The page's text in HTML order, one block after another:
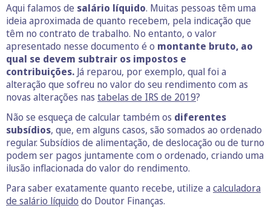
Aqui falamos de salário líquido. Muitas pessoas têm uma
ideia aproximada de quanto recebem, pela indicação que
têm no contrato de trabalho. No entanto, o valor
apresentado nesse documento é o montante bruto, ao
qual se devem subtrair os impostos e
contribuições. Já reparou, por exemplo, qual foi a
alteração que sofreu no valor do seu rendimento com as
novas alterações nas tabelas de IRS de 2019?
Não se esqueça de calcular também os diferentes
subsídios, que, em alguns casos, são somados ao ordenado
regular. Subsídios de alimentação, de deslocação ou de turno
podem ser pagos juntamente com o ordenado, criando uma
ilusão inflacionada do valor do rendimento.
Para saber exatamente quanto recebe, utilize a calculadora
de salário líquido do Doutor Finanças.